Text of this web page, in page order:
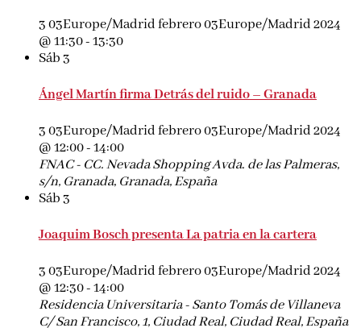
3 03Europe/Madrid febrero 03Europe/Madrid 2024
@ 11:30-13:30
Sáb3
Ángel Martín firma Detrás del ruido – Granada
3 03Europe/Madrid febrero 03Europe/Madrid 2024
@ 12:00-14:00
FNAC - CC. Nevada ShoppingAvda. de las Palmeras,
s/n, Granada, Granada, España
Sáb3
Joaquim Bosch presenta La patria en la cartera
3 03Europe/Madrid febrero 03Europe/Madrid 2024
@ 12:30-14:00
Residencia Universitaria - Santo Tomás de Villaneva
C/ San Francisco, 1, Ciudad Real, Ciudad Real, España